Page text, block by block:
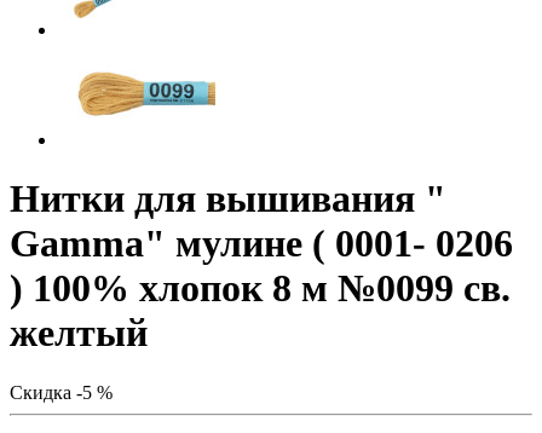
Нитки для вышивания "
Gamma" мулине ( 0001- 0206
) 100% хлопок 8 м №0099 св.
желтый
Скидка -5 %